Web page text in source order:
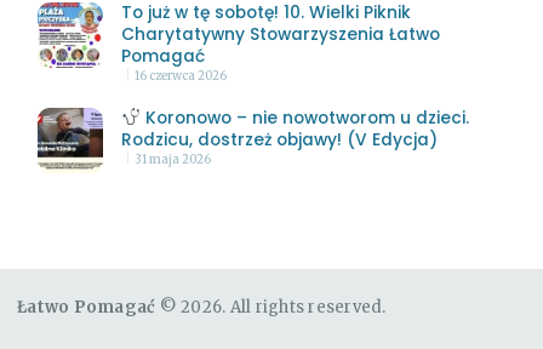
To już w tę sobotę! 10. Wielki Piknik
Charytatywny Stowarzyszenia Łatwo
Pomagać
16 czerwca 2026
Koronowo – nie nowotworom u dzieci.
Rodzicu, dostrzeż objawy! (V Edycja)
31 maja 2026
Łatwo Pomagać © 2026. All rights reserved.